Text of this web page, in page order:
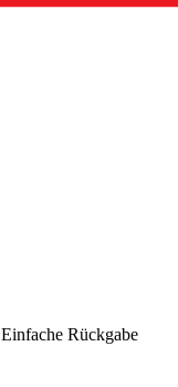
Einfache Rückgabe